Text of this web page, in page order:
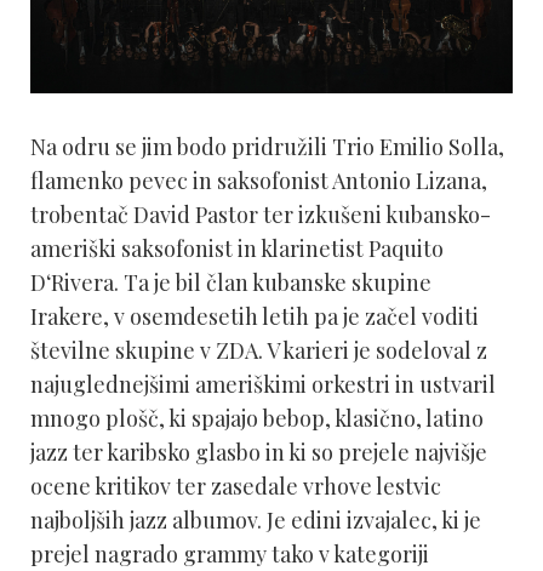
Na odru se jim bodo pridružili Trio Emilio Solla,
flamenko pevec in saksofonist Antonio Lizana,
trobentač David Pastor ter izkušeni kubansko-
ameriški saksofonist in klarinetist Paquito
D‘Rivera. Ta je bil član kubanske skupine
Irakere, v osemdesetih letih pa je začel voditi
številne skupine v ZDA. V karieri je sodeloval z
najuglednejšimi ameriškimi orkestri in ustvaril
mnogo plošč, ki spajajo bebop, klasično, latino
jazz ter karibsko glasbo in ki so prejele najvišje
ocene kritikov ter zasedale vrhove lestvic
najboljših jazz albumov. Je edini izvajalec, ki je
prejel nagrado grammy tako v kategoriji